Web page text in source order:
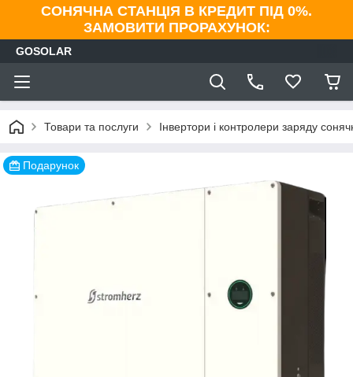
СОНЯЧНА СТАНЦІЯ В КРЕДИТ ПІД 0%.
ЗАМОВИТИ ПРОРАХУНОК:
GOSOLAR
Товари та послуги Інвертори і контролери заряду
Подарунок